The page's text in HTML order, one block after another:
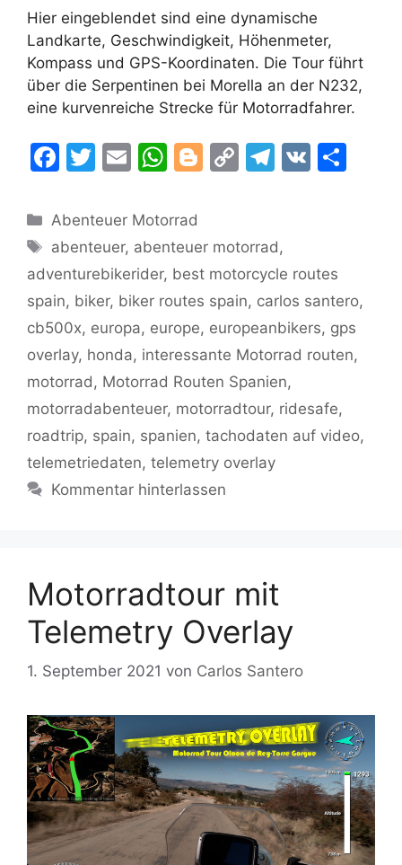
Hier eingeblendet sind eine dynamische
Landkarte, Geschwindigkeit, Höhenmeter,
Kompass und GPS-Koordinaten. Die Tour führt
über die Serpentinen bei Morella an der N232,
eine kurvenreiche Strecke für Motorradfahrer.
F
c
e
b
o
o
k
T
itt
er
E
ai
l
W
at
s
A
p
p
Bl
g
er
C
y
Li
n
k
T
gr
a
m
V
Kategorien
Abenteuer Motorrad
Schlagwörter
abenteuer, abenteuer motorrad ,
adventurebikerider, best motorcycle routes
spain, biker, biker routes spain, carlos santero,
cb500x, europa, europe, europeanbikers, gps
overlay, honda, interessante Motorrad routen,
motorrad , Motorrad Routen Spanien,
motorradabenteuer, motorradtour, ridesafe,
roadtrip, spain, spanien, tachodaten auf video,
telemetriedaten, telemetry overlay
Kommentar hinterlassen
Motorradtour mit
Telemetry Overlay
1. September 2021 von Carlos Santero